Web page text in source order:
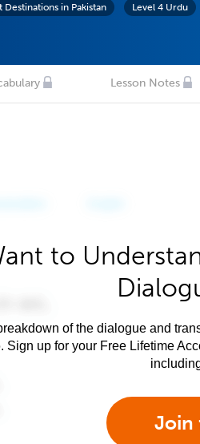
Destinations in Pakistan
Level 4 Urdu
Lesson Notes
to
of the dialogue and
Sign up for your Free Lifetime
Join